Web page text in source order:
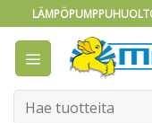
to
content
Etsi: